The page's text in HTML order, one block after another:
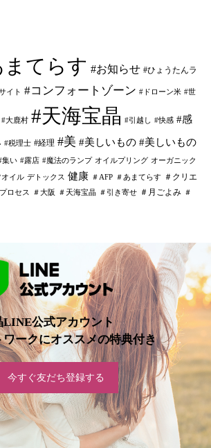
まてらす #お知らせ #ひょうたんラ
イト #コンフォートゾーン #ドローン米 #世
#大鹿村 #天海宝晶 #引越し #快感 #感
#税理士 #経理 #美 #美しいもの #美しいもの
集い #露店 #魔法のランプ オイルプリング オーガニック
オイル デトックス 健康 ＃AFP ＃あまてらす
＃クリエ
ロセス ＃大阪 ＃天海宝晶 ＃引き寄せ ＃月ごよみ ＃
LINE公式アカウント
ワークにオススメの特典付き
今すぐ友だち登録する